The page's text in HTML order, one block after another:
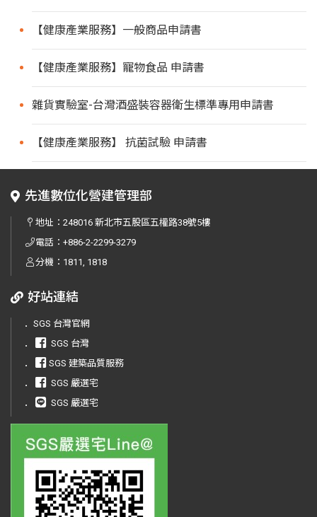
【健康產業服務】一般商品申請書
【健康產業服務】寵物食品 申請書
雜貨實驗室-台灣酒盛裝容器衛生標準專用申請書
【健康產業服務】 抗菌試驗 申請書
先進數位化營建管理部
地址：248016 新北市五股區五權路38號5樓
電話：+886-2-2299-3279
分機：1811, 1818
好站連結
． SGS 台灣官網
．
SGS 台灣
．
SGS 建築品質服務
．
SGS 嚴選宅
．
SGS 嚴選宅